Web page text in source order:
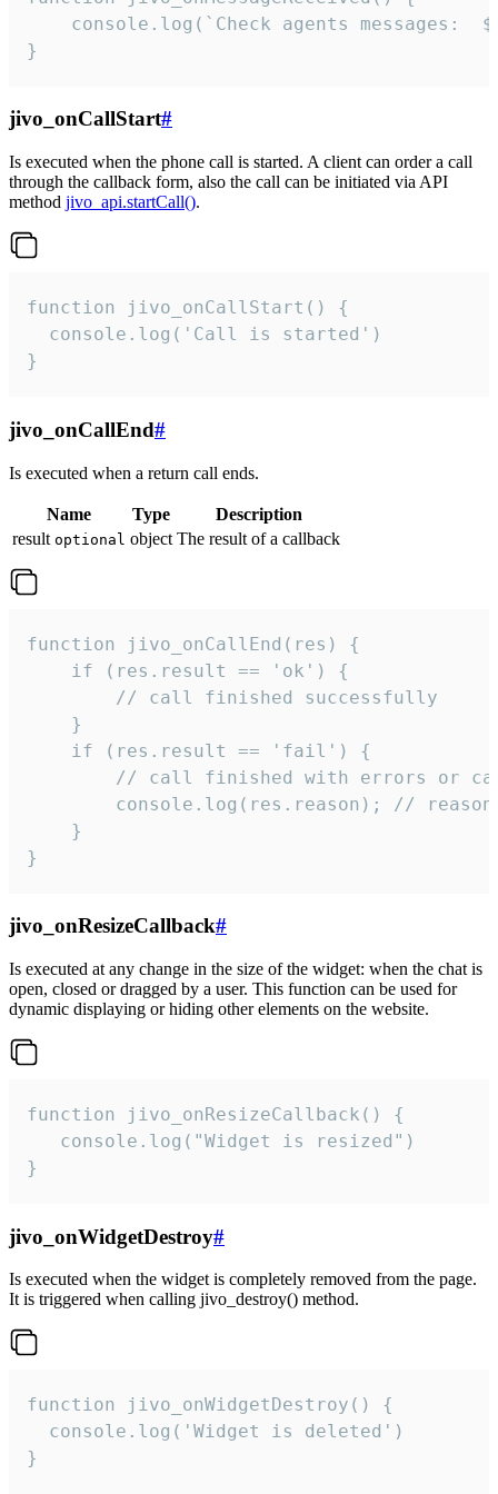
}
jivo_onCallStart#
Is executed when the phone call is started. A client can order a call
through the callback form, also the call can be initiated via API
method jivo_api.startCall().
function jivo_onCallStart() {
  console.log('Call is started')
}
jivo_onCallEnd#
Is executed when a return call ends.
Name Type
Description
result optional object The result of a callback
function jivo_onCallEnd(res) {
    if (res.result == 'ok') {
        // call finished successfully
    }
    if (res.result == 'fail') {
// call finished with errors or
console.log(res.reason); //
    }
}
jivo_onResizeCallback#
Is executed at any change in the size of the widget: when the chat is
open, closed or dragged by a user. This function can be used for
dynamic displaying or hiding other elements on the website.
function jivo_onResizeCallback() {
   console.log("Widget is resized")
}
jivo_onWidgetDestroy#
Is executed when the widget is completely removed from the page.
It is triggered when calling jivo_destroy() method.
function jivo_onWidgetDestroy() {
  console.log('Widget is deleted')
}